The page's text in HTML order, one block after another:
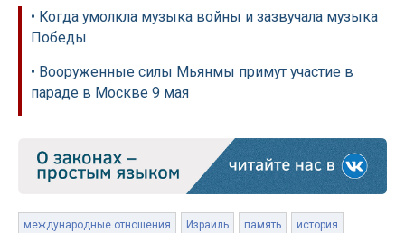
• Когда умолкла музыка войны и зазвучала музыка
Победы
• Вооруженные силы Мьянмы примут участие в
параде в Москве 9 мая
международные отношения Израиль память история